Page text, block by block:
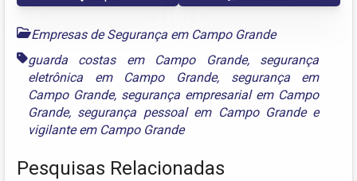
Empresas de Segurança em Campo Grande
guarda costas em Campo Grande, segurança
eletrônica em Campo Grande, segurança em
Campo Grande, segurança empresarial em Campo
Grande, segurança pessoal em Campo Grandee
vigilante em Campo Grande
Pesquisas Relacionadas